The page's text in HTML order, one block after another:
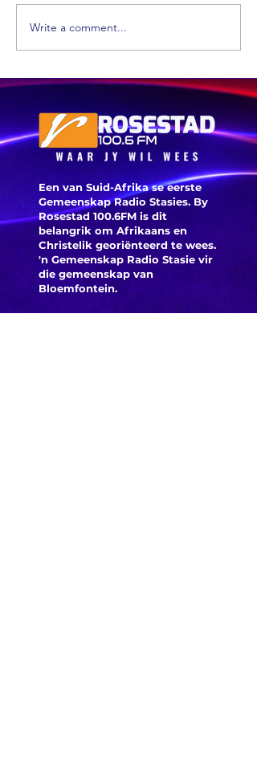
Banke kan dalk
tydelik vries
Write a comment...
Een van Suid-Afrika se eerste
Gemeenskap Radio Stasies. By
Rosestad 100.6FM is dit
belangrik om Afrikaans en
Christelik georiënteerd te wees.
'n Gemeenskap Radio Stasie vir
die gemeenskap van
Bloemfontein.